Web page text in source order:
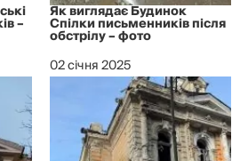
–
Як виглядає Будинок
Спілки письменників після
обстрілу – фото
02 січня 2025